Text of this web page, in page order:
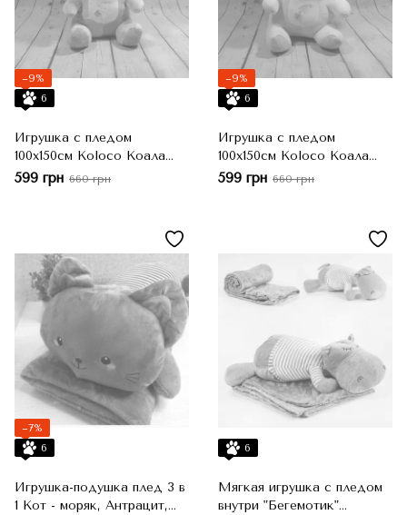
−9%
6
Игрушка с пледом
100x150см Koloco Коала
серая
599 грн 660 грн
−9%
6
Игрушка с пледом
100x150см Koloco Коала
розовая
599 грн 660 грн
−7%
6
Игрушка-подушка плед 3 в
1 Кот - моряк, Антрацит,
6
Мягкая игрушка с пледом
внутри "Бегемотик"